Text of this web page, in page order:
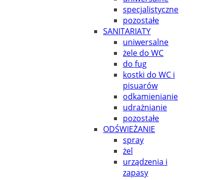
specjalistyczne
pozostałe
SANITARIATY
uniwersalne
żele do WC
do fug
kostki do WC i
pisuarów
odkamienianie
udrażnianie
pozostałe
ODŚWIEŻANIE
spray
żel
urządzenia i
zapasy